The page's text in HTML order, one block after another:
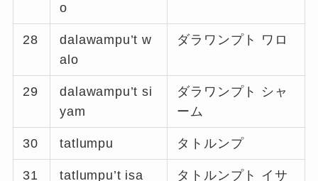
o
28
dalawampu’t w
alo
ダラワンプト ワロ
29
dalawampu’t si
yam
ダラワンプト シャ
ーム
30 tatlumpu タトルンプ
31 tatlumpu’t isa タトルンプト イサ